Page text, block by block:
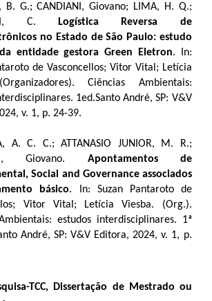
B. G.; CANDIANI, Giovano; LIMA, H. Q.;
C.
Logística Reversa de
no Estado de São Paulo: estudo
entidade gestora Green Eletron. In:
de Vasconcellos; Vitor Vital; Letícia
Ciências Ambientais:
1ed.Santo André, SP: V&V
v. 1, p. 24-39.
A. C. C.; ATTANASIO JUNIOR, M. R.;
Giovano. Apontamentos de
Social and Governance associados
básico. In: Suzan Pantaroto de
Vitor Vital; Letícia Viesba. (Org.).
estudos interdisciplinares. 1ª
André, SP: V&V Editora, 2024, v. 1, p.
TCC, Dissertação de Mestrado ou